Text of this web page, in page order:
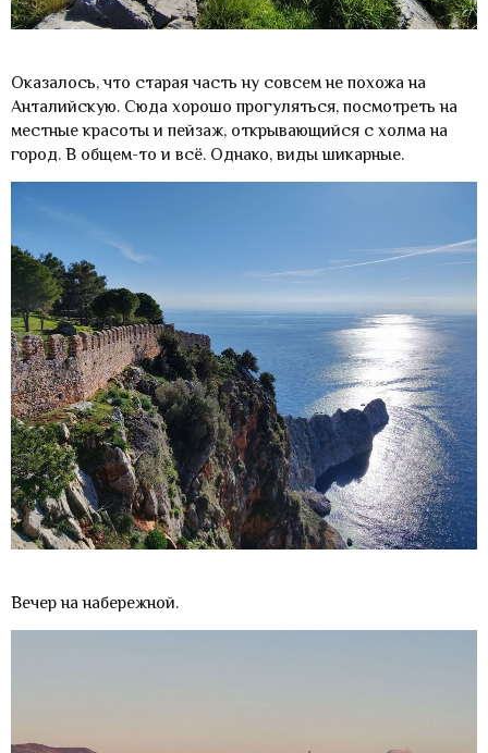
Оказалось, что старая часть ну совсем не похожа на
Анталийскую. Сюда хорошо прогуляться, посмотреть на
местные красоты и пейзаж, открывающийся с холма на
город. В общем-то и всё. Однако, виды шикарные.
Вечер на набережной.